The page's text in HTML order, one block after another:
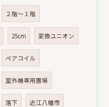
２階～１階
25cm 変換ユニオン
ペアコイル
室外機専用置場
落下 近江八幡市